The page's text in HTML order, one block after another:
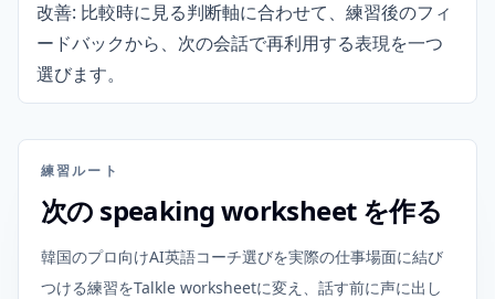
改善: 比較時に見る判断軸に合わせて、練習後のフィ
ードバックから、次の会話で再利用する表現を一つ
選びます。
練習ルート
次の speaking worksheet を作る
韓国のプロ向けAI英語コーチ選びを実際の仕事場面に結び
つける練習をTalkle worksheetに変え、話す前に声に出し